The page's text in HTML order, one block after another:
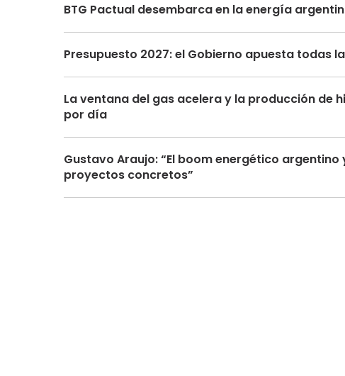
BTG Pactual desembarca en la energía
Presupuesto 2027: el Gobierno apuesta todas
La ventana del gas acelera y la producción de
por día
Gustavo Araujo: “El boom energético
proyectos concretos”